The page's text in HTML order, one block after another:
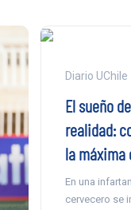
Diario UChile
El sueño
realidad:
la máxima
En una
cervecero se